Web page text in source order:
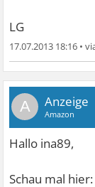
LG
17.07.2013 18:16 •
A